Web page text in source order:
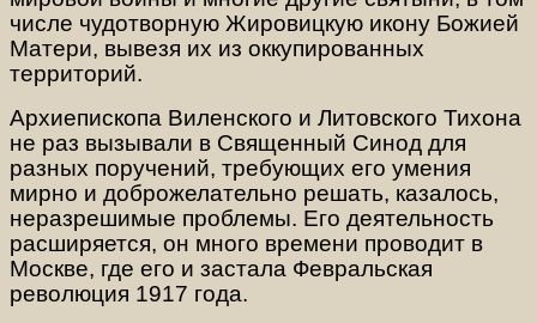
числе чудотворную Жировицкую икону Божией
Матери, вывезя их из оккупированных
территорий.
Архиепископа Виленского и Литовского Тихона
не раз вызывали в Священный Синод для
разных поручений, требующих его умения
мирно и доброжелательно решать, казалось,
неразрешимые проблемы. Его деятельность
расширяется, он много времени проводит в
Москве, где его и застала Февральская
революция 1917 года.